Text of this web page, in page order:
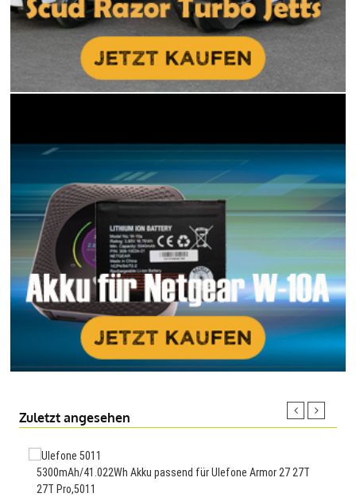
Zuletzt angesehen
5300mAh/41.022Wh Akku passend für Ulefone Armor 27 27T
27T Pro,5011